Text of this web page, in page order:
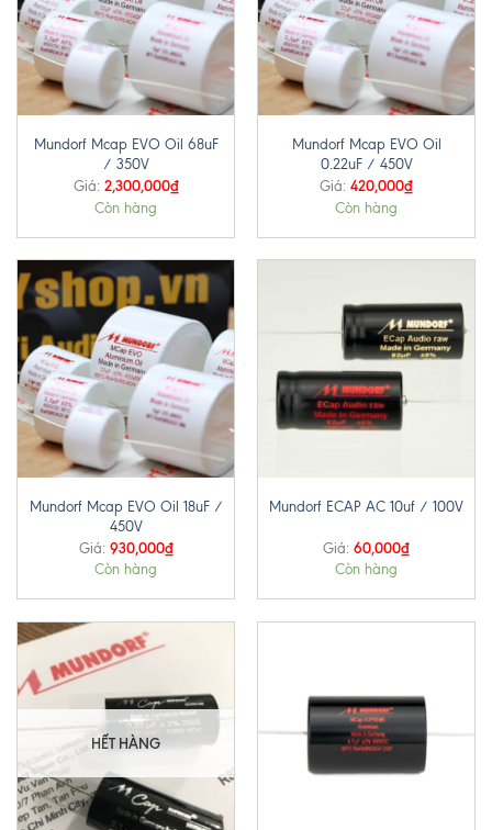
Mundorf Mcap EVO Oil 68uF
/ 350V
Giá: 2,300,000₫
Còn hàng
Mundorf Mcap EVO Oil
0.22uF / 450V
Giá: 420,000₫
Còn hàng
Mundorf Mcap EVO Oil 18uF /
450V
Giá: 930,000₫
Còn hàng
Mundorf ECAP AC 10uf / 100V
Giá: 60,000₫
Còn hàng
HẾT HÀNG